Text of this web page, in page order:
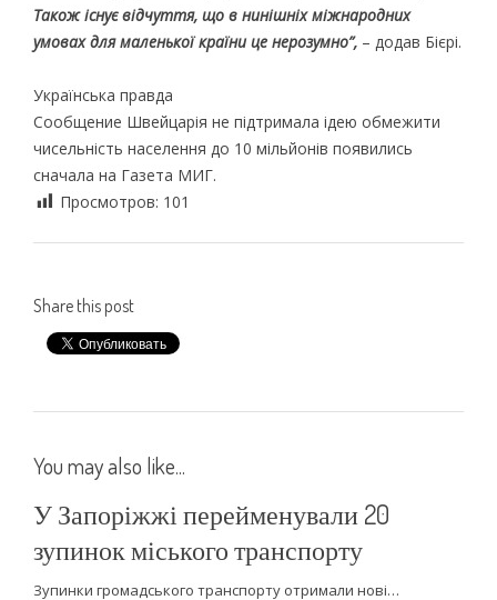
Також існує відчуття, що в нинішніх міжнародних
умовах для маленької країни це нерозумно”, – додав Бієрі.
Українська правда
Сообщение Швейцарія не підтримала ідею обмежити
чисельність населення до 10 мільйонів появились
сначала на Газета МИГ.
Просмотров: 101
Share this post
You may also like...
У Запоріжжі перейменували 20
зупинок міського транспорту
Зупинки громадського транспорту отримали нові…